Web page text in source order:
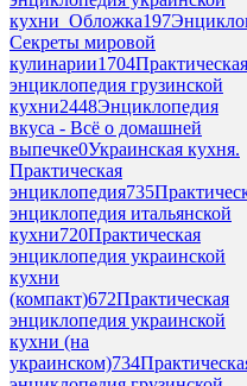
кухни_Обложка197
Секреты мировой
кулинарии1704Практическая
энциклопедия грузинской
кухни2448Энциклопедия
вкуса - Всё о домашней
выпечке0Украинская кухня.
Практическая
энциклопедия735
энциклопедия итальянской
кухни720Практическая
энциклопедия украинской
кухни
(компакт)672Практическая
энциклопедия украинской
кухни (на
украинском)734